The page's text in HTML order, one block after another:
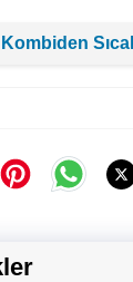
Kombiden